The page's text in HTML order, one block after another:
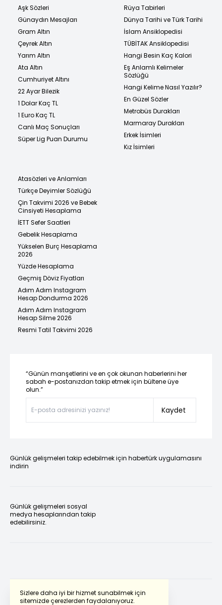
Sizlere daha iyi bir hizmet sunabilmek için
sitemizde çerezlerden faydalanıyoruz.
Aşk Sözleri
Günaydın Mesajları
Gram Altın
Çeyrek Altın
Yarım Altın
Ata Altın
Cumhuriyet Altını
22 Ayar Bilezik
1 Dolar Kaç TL
1 Euro Kaç TL
Canlı Maç Sonuçları
Süper Lig Puan Durumu
Rüya Tabirleri
Dünya Tarihi ve Türk Tarihi
İslam Ansiklopedisi
TÜBİTAK Ansiklopedisi
Hangi Besin Kaç Kalori
Eş Anlamlı Kelimeler
Sözlüğü
Hangi Kelime Nasıl Yazılır?
En Güzel Sözler
Metrobüs Durakları
Marmaray Durakları
Erkek İsimleri
Kız İsimleri
Atasözleri ve Anlamları
Türkçe Deyimler Sözlüğü
Çin Takvimi 2026 ve Bebek
Cinsiyeti Hesaplama
İETT Sefer Saatleri
Gebelik Hesaplama
Yükselen Burç Hesaplama
2026
Yüzde Hesaplama
Geçmiş Döviz Fiyatları
Adım Adım Instagram
Hesap Dondurma 2026
Adım Adım Instagram
Hesap Silme 2026
Resmi Tatil Takvimi 2026
“Günün manşetlerini ve en çok okunan haberlerini her
sabah e-postanızdan takip etmek için bültene üye
olun.”
Kaydet
Günlük gelişmeleri takip edebilmek için habertürk uygulamasını
indirin
Günlük gelişmeleri sosyal
medya hesaplarından takip
edebilirsiniz.